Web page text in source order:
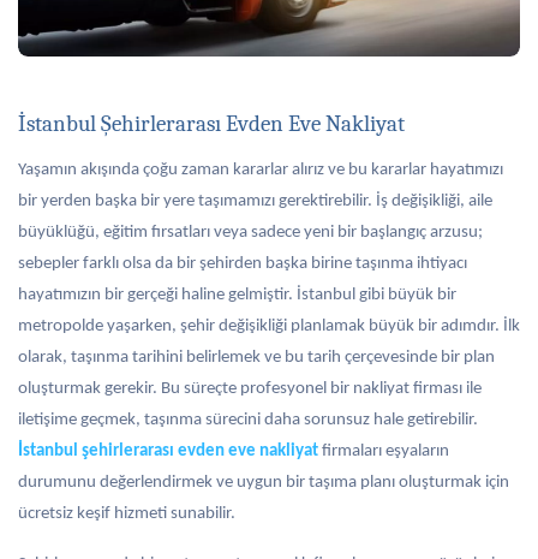
İstanbul Şehirlerarası Evden Eve Nakliyat
Yaşamın akışında çoğu zaman kararlar alırız ve bu kararlar hayatımızı
bir yerden başka bir yere taşımamızı gerektirebilir. İş değişikliği, aile
büyüklüğü, eğitim fırsatları veya sadece yeni bir başlangıç arzusu;
sebepler farklı olsa da bir şehirden başka birine taşınma ihtiyacı
hayatımızın bir gerçeği haline gelmiştir. İstanbul gibi büyük bir
metropolde yaşarken, şehir değişikliği planlamak büyük bir adımdır. İlk
olarak, taşınma tarihini belirlemek ve bu tarih çerçevesinde bir plan
oluşturmak gerekir. Bu süreçte profesyonel bir nakliyat firması ile
iletişime geçmek, taşınma sürecini daha sorunsuz hale getirebilir.
İstanbul şehirlerarası evden eve nakliyat firmaları eşyaların
durumunu değerlendirmek ve uygun bir taşıma planı oluşturmak için
ücretsiz keşif hizmeti sunabilir.